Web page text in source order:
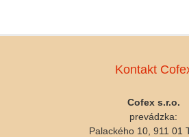
Kontakt
Cofex s.r.o.
prevádzka:
Palackého 10, 911 01